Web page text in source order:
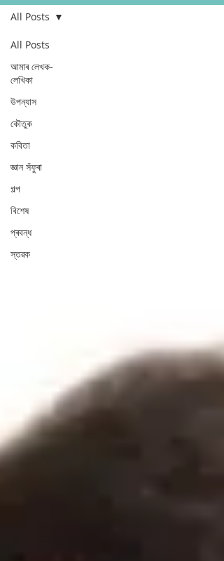
All Posts
আমাৰ লেখক-
লেখিকা
উপন্যাস
কৌতুক
কবিতা
জ্ঞান সঁফুৰা
গল্প
বিশেষ
প্ৰবন্ধ
স্তৱক
All Posts